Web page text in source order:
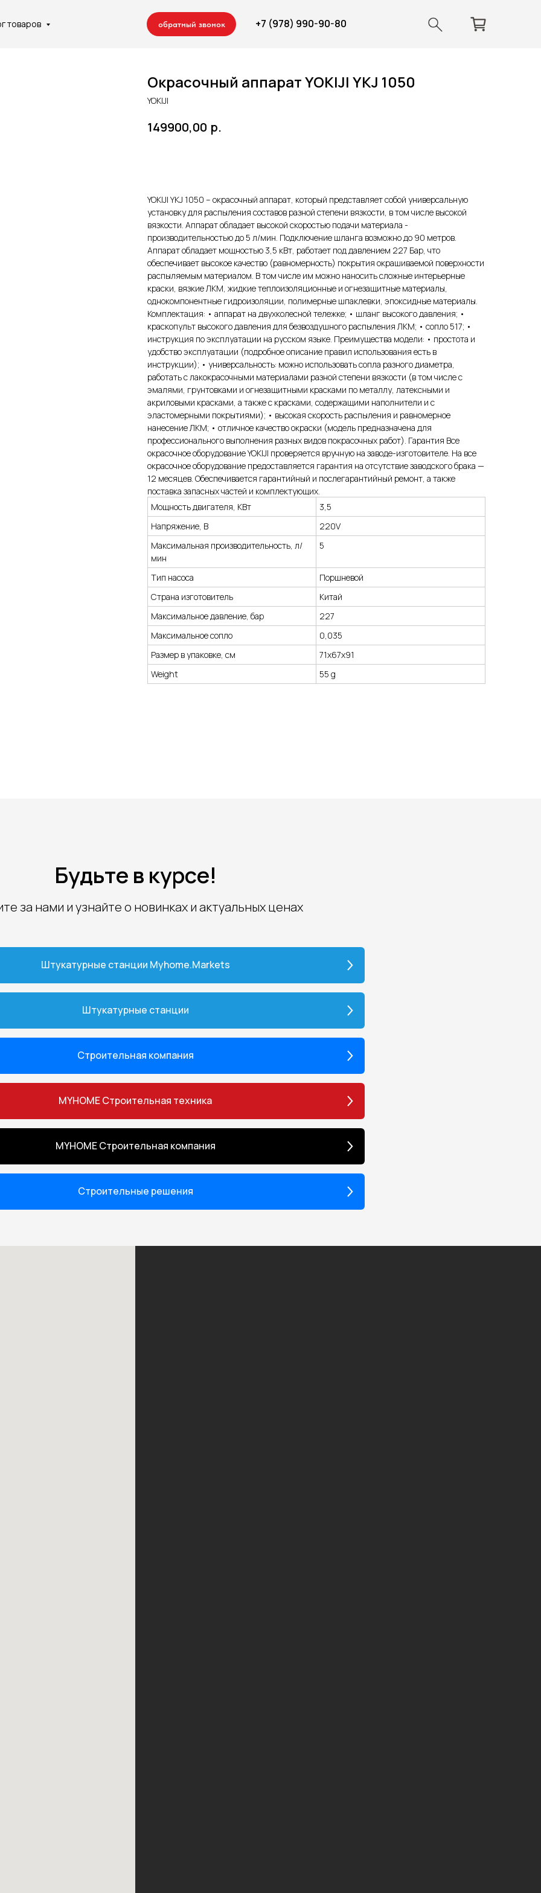
Сотрудничество
Строительство домов
товаров +7 (978) 990-90-80
обратный звонок
Окрасочный аппарат YOKIJI YKJ 1050
YOKIJI
149900,00 р.
YOKIJI YKJ 1050 – окрасочный аппарат, который представляет собой универсальную
установку для распыления составов разной степени вязкости, в том числе высокой
вязкости. Аппарат обладает высокой скоростью подачи материала -
производительностью до 5 л/мин. Подключение шланга возможно до 90 метров.
Аппарат обладает мощностью 3,5 кВт, работает под давлением 227 Бар, что
обеспечивает высокое качество (равномерность) покрытия окрашиваемой поверхности
распыляемым материалом. В том числе им можно наносить сложные интерьерные
краски, вязкие ЛКМ, жидкие теплоизоляционные и огнезащитные материалы,
однокомпонентные гидроизоляции, полимерные шпаклевки, эпоксидные материалы.
Комплектация: • аппарат на двухколесной тележке; • шланг высокого давления; •
краскопульт высокого давления для безвоздушного распыления ЛКМ; • сопло 517; •
инструкция по эксплуатации на русском языке. Преимущества модели: • простота и
удобство эксплуатации (подробное описание правил использования есть в
инструкции); • универсальность: можно использовать сопла разного диаметра,
работать с лакокрасочными материалами разной степени вязкости (в том числе с
эмалями, грунтовками и огнезащитными красками по металлу, латексными и
акриловыми красками, а также с красками, содержащими наполнители и с
эластомерными покрытиями); • высокая скорость распыления и равномерное
нанесение ЛКМ; • отличное качество окраски (модель предназначена для
профессионального выполнения разных видов покрасочных работ). Гарантия Все
окрасочное оборудование YOKIJI проверяется вручную на заводе-изготовителе. На все
окрасочное оборудование предоставляется гарантия на отсутствие заводского брака —
12 месяцев. Обеспечивается гарантийный и послегарантийный ремонт, а также
поставка запасных частей и комплектующих.
Мощность двигателя, КВт
3,5
Напряжение, В
220V
Максимальная производительность, л/
мин
5
Тип насоса
Поршневой
Страна изготовитель
Китай
Максимальное давление, бар
227
Максимальное сопло
0,035
Размер в упаковке, см
71х67х91
Weight
55 g
Будьте в курсе!
за нами и узнайте о новинках и актуальных ценах
Штукатурные станции Myhome.Markets
Штукатурные станции
Строительная компания
MYHOME Строительная техника
MYHOME Строительная компания
Строительные решения